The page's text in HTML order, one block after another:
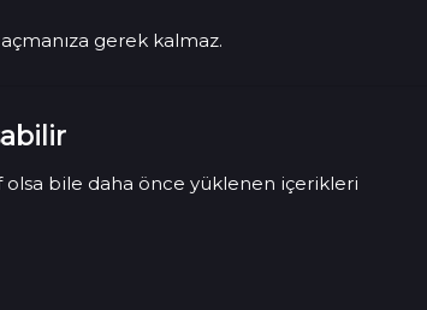
gerek kalmaz.
olsa bile daha önce yüklenen içerikleri